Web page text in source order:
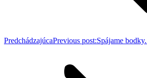
PredchádzajúcaPrevious post:Spájame